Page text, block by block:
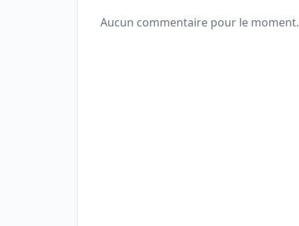
Aucun commentaire pour le moment.